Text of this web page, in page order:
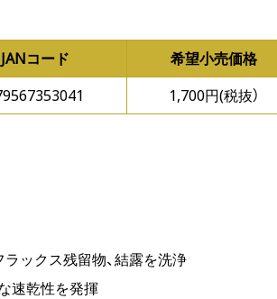
JANコード
希望小売価格
1,700円(税抜）
ラックス残留物、結露を洗浄
速乾性を発揮